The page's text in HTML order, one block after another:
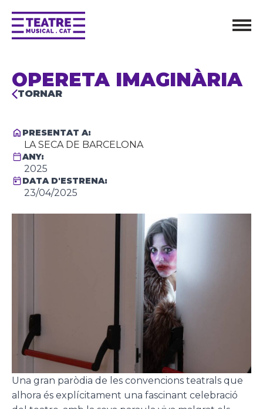
OPERETA IMAGINÀRIA
TORNAR
PRESENTAT A:
LA SECA DE BARCELONA
ANY:
2025
DATA D'ESTRENA:
23/04/2025
Una gran paròdia de les convencions teatrals que
alhora és explícitament una fascinant celebració